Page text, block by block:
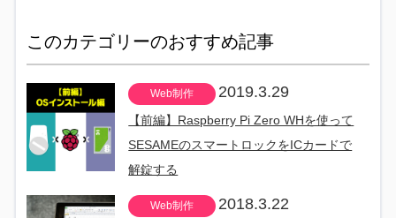
このカテゴリーのおすすめ記事
Web制作 2019.3.29
【前編】Raspberry Pi Zero WHを使って
SESAMEのスマートロックをICカードで
解錠する
Web制作 2018.3.22